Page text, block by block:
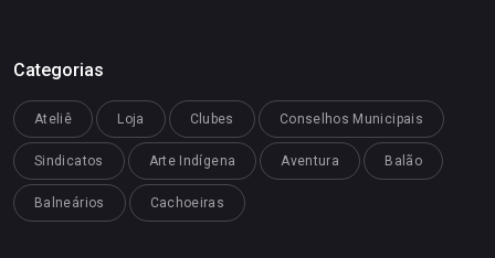
Categorias
Ateliê Loja Clubes Conselhos Municipais
Sindicatos Arte Indígena Aventura Balão
Balneários Cachoeiras